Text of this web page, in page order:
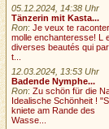
05.12.2024, 14:38 Uhr
Tänzerin mit Kasta...
Ron:Je veux te
molle enchanteresse! L
diverses beautés qui
t...
12.03.2024, 13:53 Uhr
Badende Nymphe...
Ron:Zu schön für die
Idealische Schönheit !
kniete am Rande des
Wasse...